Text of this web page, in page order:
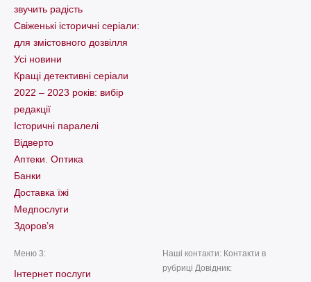
звучить радість
Свіженькі історичні серіали:
для змістовного дозвілля
Усі новини
Кращі детективні серіали
2022 – 2023 років: вибір
редакції
Історичні паралелі
Відверто
Аптеки. Оптика
Банки
Доставка їжі
Медпослуги
Здоров’я
Меню 3:
Інтернет послуги
Наші контакти: Контакти в
рубриці Довідник: